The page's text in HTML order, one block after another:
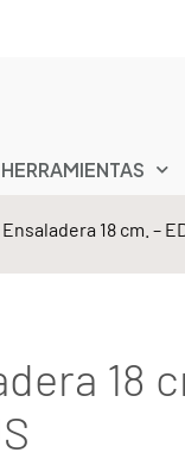
HERRAMIENTAS
18 cm. –
18